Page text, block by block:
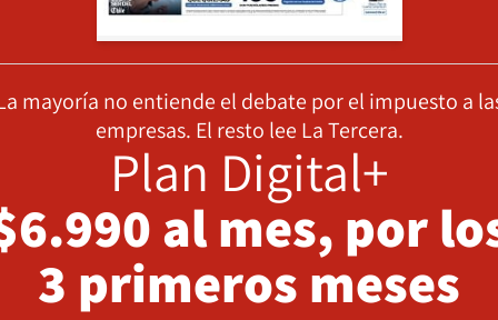
mayoría no entiende el debate por el impuesto a
empresas. El resto lee La Tercera.
Plan Digital+
al mes, por
3 primeros meses